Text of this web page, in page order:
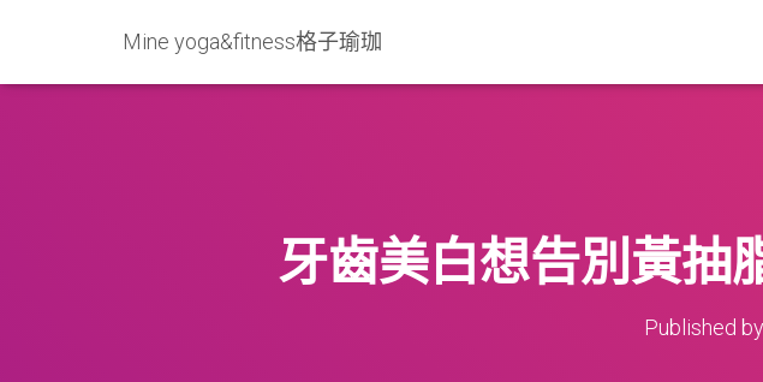
Mine yoga&fitness格子瑜珈
牙齒美白想告別黃抽
Published by